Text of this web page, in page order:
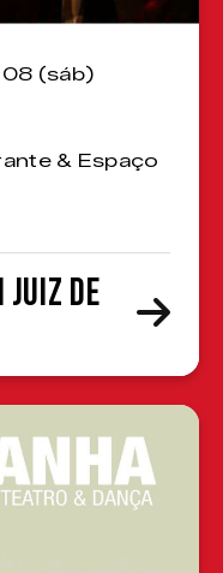
(sáb)
& Espaço
de